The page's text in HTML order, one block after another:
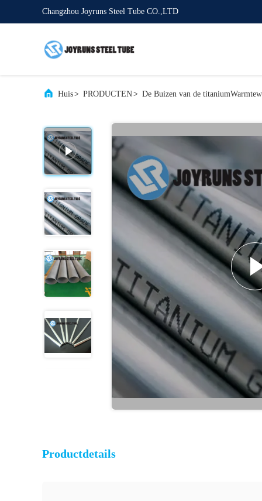
Changzhou Joyruns Steel Tube CO.,LTD
Huis> PRODUCTEN> De Buizen van de
Productdetails